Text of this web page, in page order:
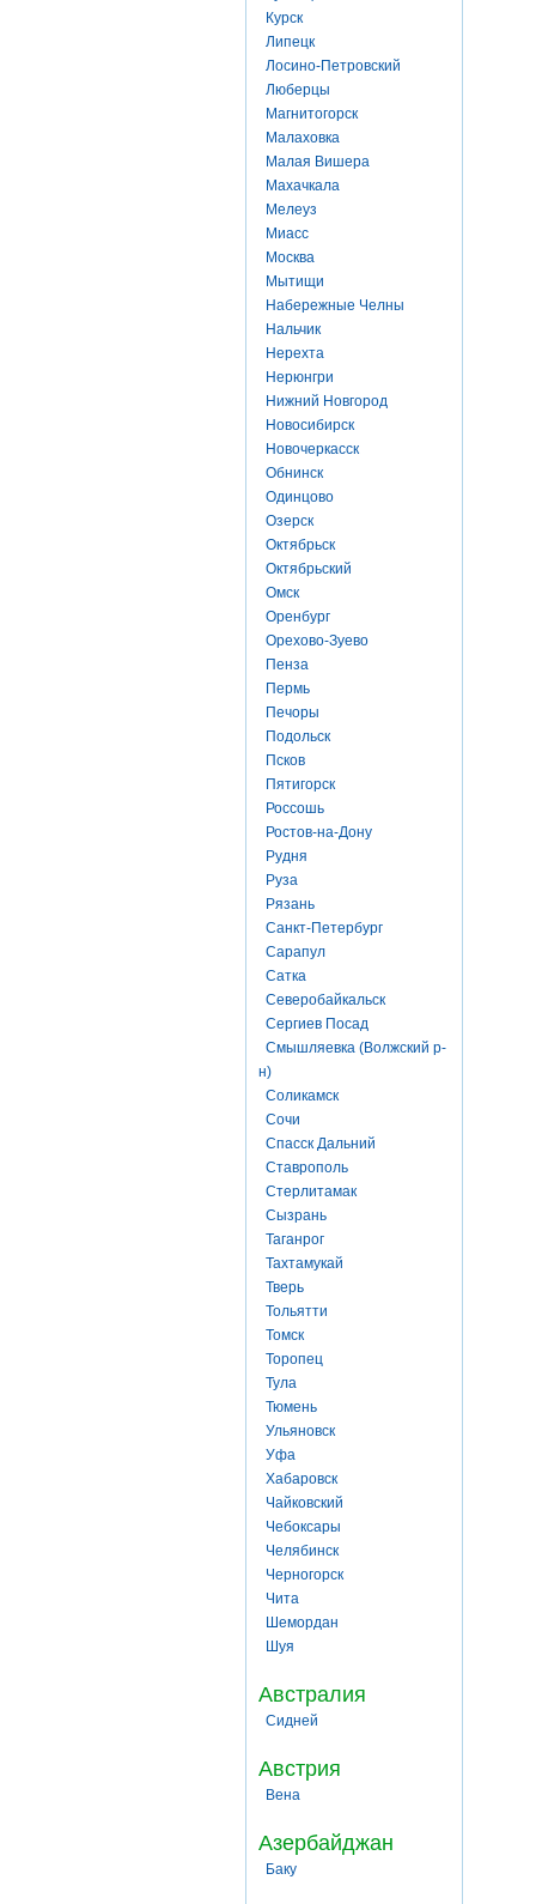
Курск
Липецк
Лосино-Петровский
Люберцы
Магнитогорск
Малаховка
Малая Вишера
Махачкала
Мелеуз
Миасс
Москва
Мытищи
Набережные Челны
Нальчик
Нерехта
Нерюнгри
Нижний Новгород
Новосибирск
Новочеркасск
Обнинск
Одинцово
Озерск
Октябрьск
Октябрьский
Омск
Оренбург
Орехово-Зуево
Пенза
Пермь
Печоры
Подольск
Псков
Пятигорск
Россошь
Ростов-на-Дону
Рудня
Руза
Рязань
Санкт-Петербург
Сарапул
Сатка
Северобайкальск
Сергиев Посад
Смышляевка (Волжский р-
н)
Соликамск
Сочи
Спасск Дальний
Ставрополь
Стерлитамак
Сызрань
Таганрог
Тахтамукай
Тверь
Тольятти
Томск
Торопец
Тула
Тюмень
Ульяновск
Уфа
Хабаровск
Чайковский
Чебоксары
Челябинск
Черногорск
Чита
Шемордан
Шуя
Австралия
Сидней
Австрия
Вена
Азербайджан
Баку